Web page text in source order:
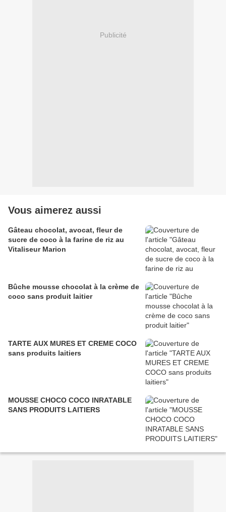
Publicité
Vous aimerez aussi
Gâteau chocolat, avocat, fleur de
sucre de coco à la farine de riz au
Vitaliseur Marion
Bûche mousse chocolat à la crème de
coco sans produit laitier
TARTE AUX MURES ET CREME COCO
sans produits laitiers
MOUSSE CHOCO COCO INRATABLE
SANS PRODUITS LAITIERS